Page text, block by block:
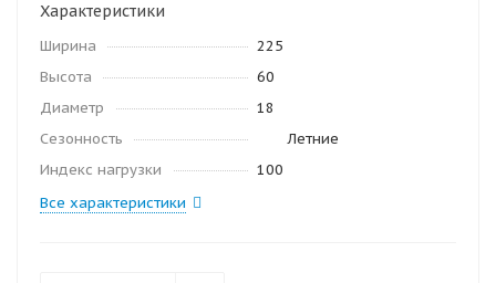
Характеристики
Ширина
225
Высота
60
Диаметр
18
Сезонность
Летние
Индекс нагрузки
100
Все характеристики